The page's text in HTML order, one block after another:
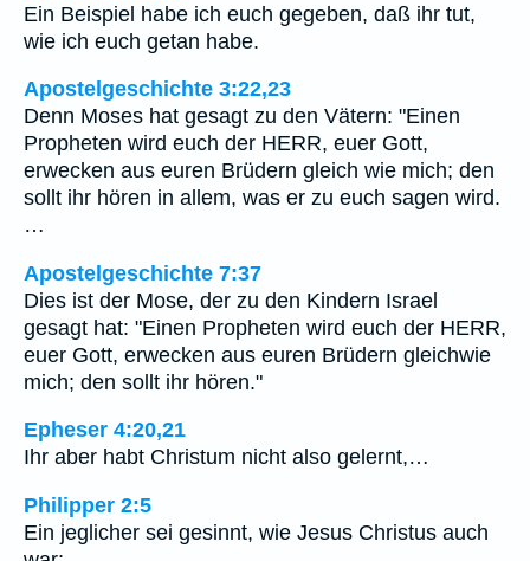
Ein Beispiel habe ich euch gegeben, daß ihr tut,
wie ich euch getan habe.
Apostelgeschichte 3:22,23
Denn Moses hat gesagt zu den Vätern: "Einen
Propheten wird euch der HERR, euer Gott,
erwecken aus euren Brüdern gleich wie mich; den
sollt ihr hören in allem, was er zu euch sagen wird.
…
Apostelgeschichte 7:37
Dies ist der Mose, der zu den Kindern Israel
gesagt hat: "Einen Propheten wird euch der HERR,
euer Gott, erwecken aus euren Brüdern gleichwie
mich; den sollt ihr hören."
Epheser 4:20,21
Ihr aber habt Christum nicht also gelernt,…
Philipper 2:5
Ein jeglicher sei gesinnt, wie Jesus Christus auch